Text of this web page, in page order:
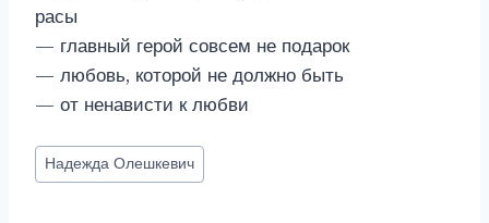
расы
— главный герой совсем не подарок
— любовь, которой не должно быть
— от ненависти к любви
Метки
записи:
Надежда Олешкевич